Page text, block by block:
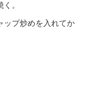
。
プ炒めを入れてか